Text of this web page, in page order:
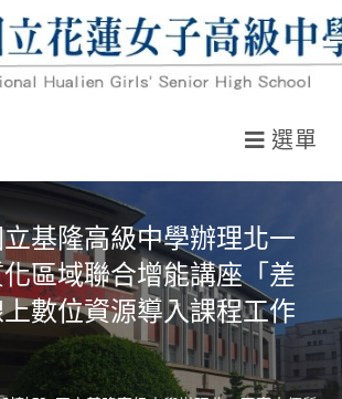
選單
基隆高級中學辦理北一
區域聯合增能講座「差
數位資源導入課程工作